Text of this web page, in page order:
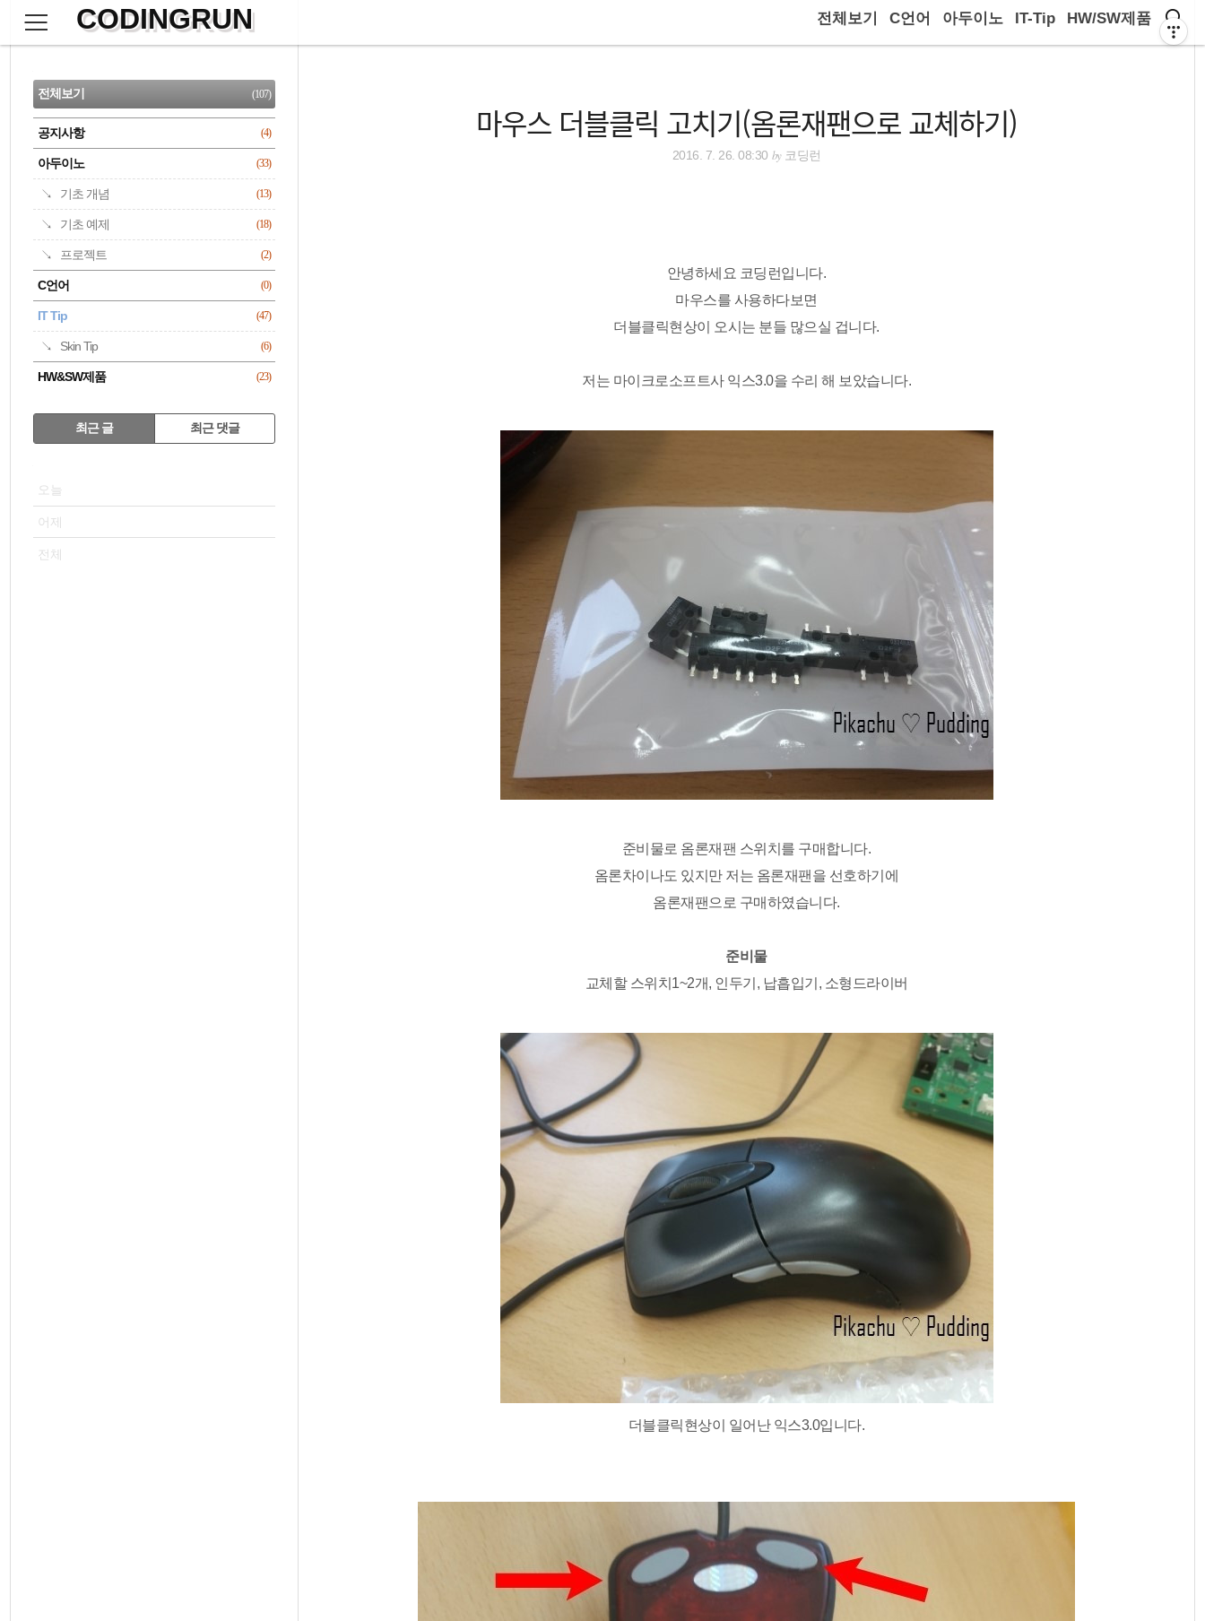
으
CODINGRUN 전체보기 C언어 아두이노 IT-Tip HW/SW제품
마우스 더블클릭 고치기(옴론재팬으로 교체하기)
2016. 7. 26. 08:30 by코딩런
안녕하세요 코딩런입니다.
마우스를 사용하다보면
더블클릭현상이 오시는 분들 많으실 겁니다.
저는 마이크로소프트사 익스3.0을 수리 해 보았습니다.
준비물로 옴론재팬 스위치를 구매합니다.
옴론차이나도 있지만 저는 옴론재팬을 선호하기에
옴론재팬으로 구매하였습니다.
준비물
교체할 스위치1~2개, 인두기, 납흡입기, 소형드라이버
더블클릭현상이 일어난 익스3.0입니다.
CATEGORY
전체보기 (107)
공지사항 (4)
아두이노 (33)
기초 개념 (13)
기초 예제 (18)
프로젝트 (2)
C언어 (0)
IT Tip (47)
Skin Tip (6)
HW&SW제품 (23)
RECENTLY
최근 글 최근 댓글
오늘
어제
전체
검